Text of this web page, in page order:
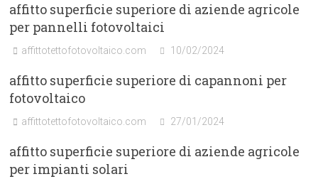
affitto superficie superiore di aziende agricole
per pannelli fotovoltaici
affittotettofotovoltaico.com 10/02/2024
affitto superficie superiore di capannoni per
fotovoltaico
affittotettofotovoltaico.com 27/01/2024
affitto superficie superiore di aziende agricole
per impianti solari